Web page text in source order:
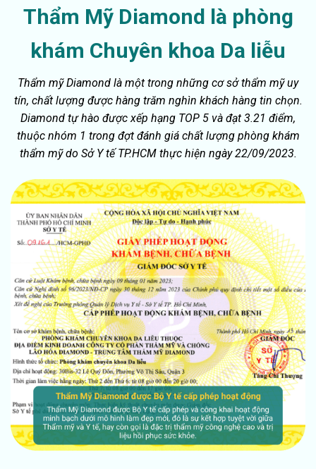
Thẩm Mỹ Diamond là phòng
khám Chuyên khoa Da liễu
Thẩm mỹ Diamond là một trong những cơ sở thẩm mỹ uy
tín, chất lượng được hàng trăm nghìn khách hàng tin chọn.
Diamond tự hào được xếp hạng TOP 5 và đạt 3.21 điểm,
thuộc nhóm 1 trong đợt đánh giá chất lượng phòng khám
thẩm mỹ do Sở Y tế TP.HCM thực hiện ngày 22/09/2023.